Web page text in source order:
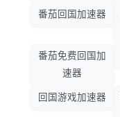
番茄回国加速器
番茄免费回国加
速器
回国游戏加速器